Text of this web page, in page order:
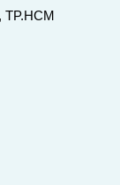
TP.HCM